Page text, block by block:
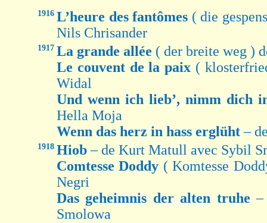
1916 L’heure des fantômes ( die
Nils Chrisander
1917 La grande allée ( der breite weg )
Le couvent de la paix (
Widal
Und wenn ich lieb’, nimm dich
Hella Moja
Wenn das herz in hass erglüht–
1918 Hiob– de Kurt Matull avec Sybil
Comtesse Doddy ( Komtesse
Negri
Das geheimnis der alten truhe–
Smolowa